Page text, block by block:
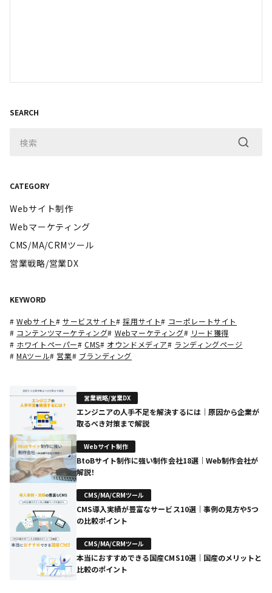
SEARCH
CATEGORY
Webサイト制作
Webマーケティング
CMS/MA/CRMツール
営業戦略/営業DX
KEYWORD
#Webサイト#サービスサイト#採用サイト# コーポレートサイト
# コンテンツマーケティング# Webマーケティング# リード獲得
# ホワイトペーパー#CMS# オウンドメディア# ランディングページ
#MAツール# 営業# ブランディング
営業戦略/営業DX
エンジニアの人手不足を解決するには｜原因から企業が
取るべき対策まで解説
Webサイト制作
BtoBサイト制作に強い制作会社18選｜Web制作会社が
解説！
CMS/MA/CRMツール
CMS導入実績が豊富なサービス10選｜事例の見方や5つ
の比較ポイント
CMS/MA/CRMツール
本当におすすめできる国産CMS10選｜国産のメリットと
比較のポイント